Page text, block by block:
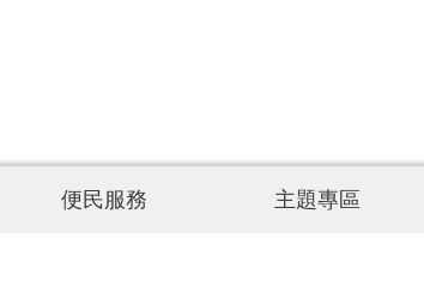
便民服務 主題專區